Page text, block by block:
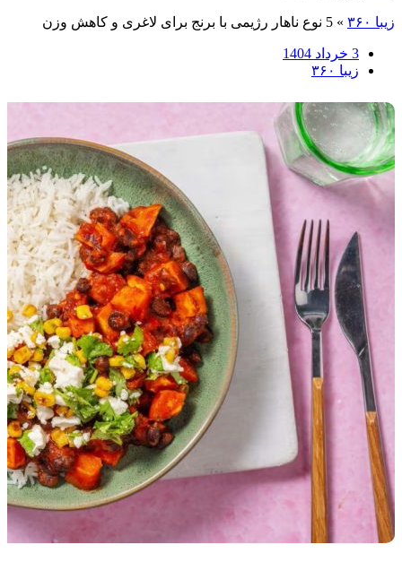
زیبا ۳۶۰ » 5 نوع ناهار رژیمی با برنج برای لاغری و کاهش وزن
3 خرداد 1404
زیبا ۳۶۰